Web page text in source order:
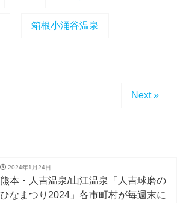
箱根小涌谷温泉
Next »
2024年1月24日
熊本・人吉温泉/山江温泉「人吉球磨の
ひなまつり2024」各市町村が毎週末に